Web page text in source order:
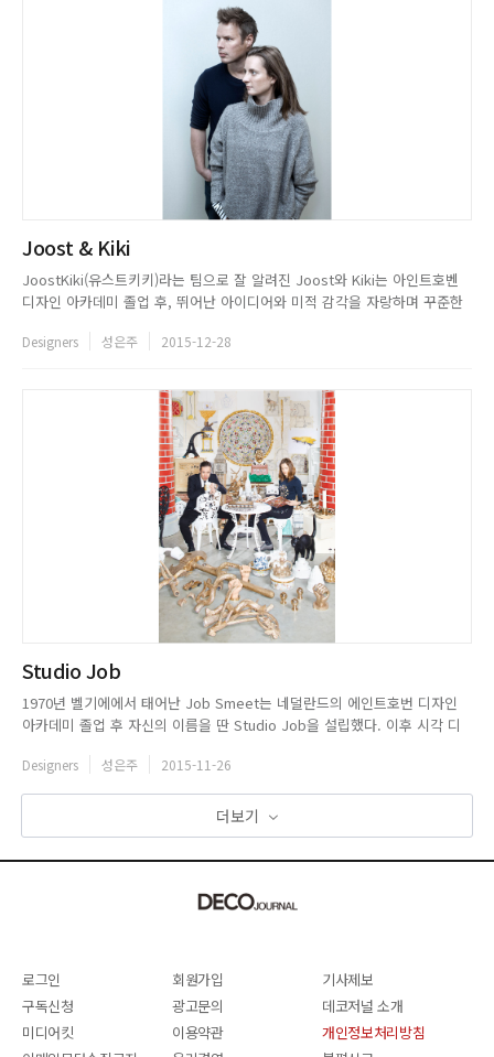
Joost & Kiki
JoostKiki(유스트키키)라는 팀으로 잘 알려진 Joost와 Kiki는 아인트호벤
디자인 아카데미 졸업 후, 뛰어난 아이디어와 미적 감각을 자랑하며 꾸준한
스튜디오를 함께 사용하고 있는 그들은 각자의 영역에서 역량 있는 디자이너
Designers 성은주 2015-12-28
Studio Job
1970년 벨기에에서 태어난 Job Smeet는 네덜란드의 에인트호번 디자인
아카데미 졸업 후 자신의 이름을 딴 Studio Job을 설립했다. 이후 시각 디
생했다.현재 네덜란드와 벨기에를 기반으로 활발한 활동을 펼치고 있으며,
디자인은 세계 공용어라는 생각을 바탕으로 가...
Designers 성은주 2015-11-26
더보기
로그인 회원가입
기사제보
구독신청
광고문의
데코저널 소개
미디어킷
이용약관
개인정보처리방침